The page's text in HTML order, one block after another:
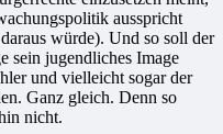
ausspricht
würde). Und so soll der
sein jugendliches Image
und vielleicht sogar der
Ganz gleich. Denn so
nicht.